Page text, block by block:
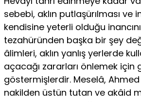
sebebi, aklın putlaşürılması ve
kendisine yeterli olduğu
tezahüründen başka bir şey
âlimleri, aklın yanlış yerlerde
açacağı zararları önlemek için
göstermişlerdir. Meselâ, Ahmed
nakilden üstün tutan ve akâid